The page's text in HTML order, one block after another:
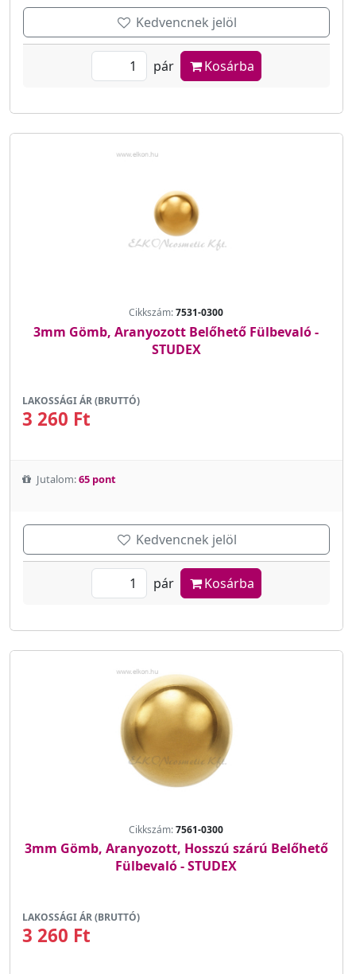
Kedvencnek jelöl
pár Kosárba
Cikkszám:7531-0300
3mm Gömb, Aranyozott Belőhető Fülbevaló -
STUDEX
LAKOSSÁGI ÁR (BRUTTÓ)
3 260 Ft
Jutalom:65 pont
Kedvencnek jelöl
pár Kosárba
Cikkszám:7561-0300
3mm Gömb, Aranyozott, Hosszú szárú Belőhető
Fülbevaló - STUDEX
LAKOSSÁGI ÁR (BRUTTÓ)
3 260 Ft